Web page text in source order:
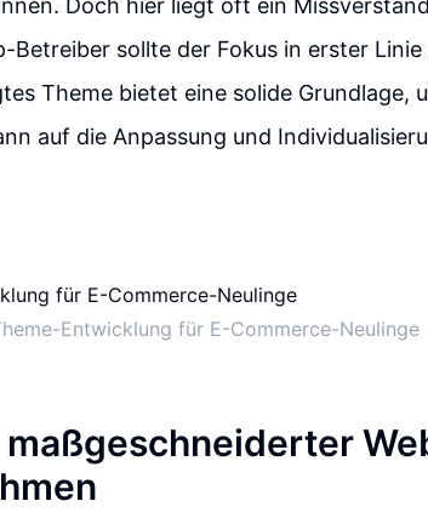
Doch hier liegt oft ein
sollte der Fokus in erster Linie
Theme bietet eine solide Grundlage,
auf die Anpassung und
Entwicklung für E-Commerce-Neulinge
maßgeschneiderter